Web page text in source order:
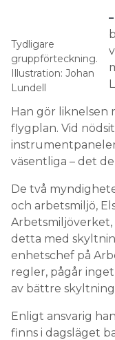
Tydligare
gruppförteckning.
Illustration: Johan
Lundell
Han gör liknelsen
flygplan. Vid
väsentliga – det
De två
och arbetsmiljö,
detta med
enhetschef på
regler, pågår
av bättre
Enligt ansvarig
finns i dagsläget